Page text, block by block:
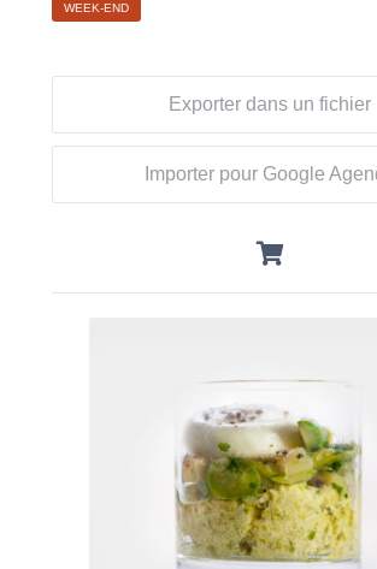
WEEK-END
Exporter dans un fichier
Importer pour Google